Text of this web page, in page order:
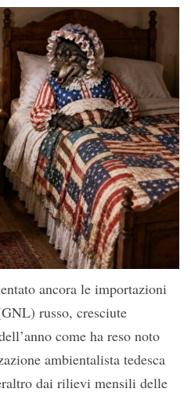
ancora le importazioni
russo, cresciute
come ha reso noto
ambientalista tedesca
dai rilievi mensili delle